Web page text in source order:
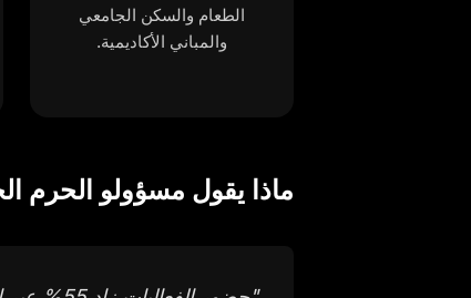
الطعام والسكن الجامعي
والمباني الأكاديمية.
ماذا يقول مسؤولو الحرم